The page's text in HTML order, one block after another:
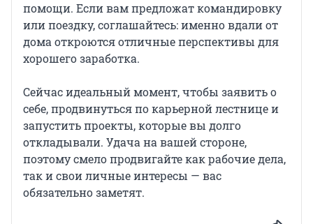
помощи. Если вам предложат командировку
или поездку, соглашайтесь: именно вдали от
дома откроются отличные перспективы для
хорошего заработка.
Сейчас идеальный момент, чтобы заявить о
себе, продвинуться по карьерной лестнице и
запустить проекты, которые вы долго
откладывали. Удача на вашей стороне,
поэтому смело продвигайте как рабочие дела,
так и свои личные интересы — вас
обязательно заметят.